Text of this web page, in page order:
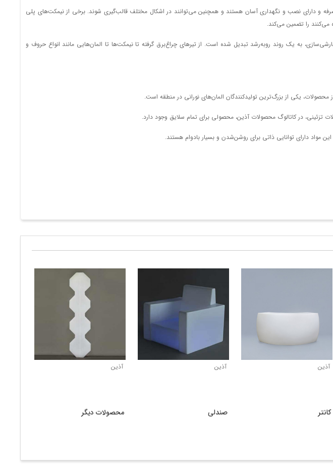
100
20 ندارد
و دارای نصب و نگهداری آسان هستند و همچنین می‌توانند در اشکال مختلف قالب‌گیری شوند. برخی از نیمکت‌های پلی
به یک روند روبه‌رشد تبدیل شده است. از تیرهای چراغ‌برق گرفته تا نیمکت‌ها تا المان‌هایی مانند انواع حروف و
مواد دارای توانایی ذاتی برای روشن‌شدن و بسیار بادوام هستند.
صندلی کانتر